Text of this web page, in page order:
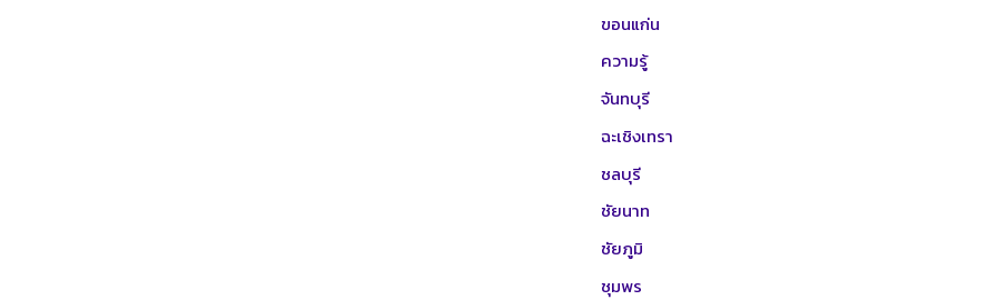
ขอนแก่น
ความรู้
จันทบุรี
ฉะเชิงเทรา
ชลบุรี
ชัยนาท
ชัยภูมิ
ชุมพร